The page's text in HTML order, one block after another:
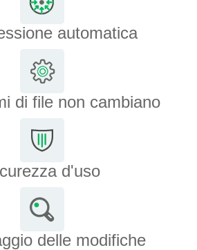
automatica
di file non cambiano
d'uso
delle modifiche